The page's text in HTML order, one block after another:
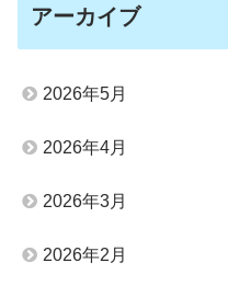
アーカイブ
2026年5月
2026年4月
2026年3月
2026年2月